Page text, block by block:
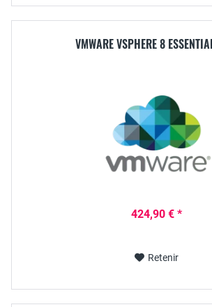
VMWARE VSPHERE 8
424,90 € *
Retenir